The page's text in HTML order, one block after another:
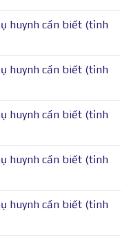
huynh cần biết (tỉnh
huynh cần biết (tỉnh
huynh cần biết (tỉnh
huynh cần biết (tỉnh
huynh cần biết (tỉnh